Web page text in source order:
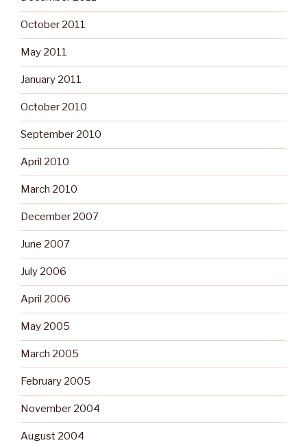
October 2011
May 2011
January 2011
October 2010
September 2010
April 2010
March 2010
December 2007
June 2007
July 2006
April 2006
May 2005
March 2005
February 2005
November 2004
August 2004